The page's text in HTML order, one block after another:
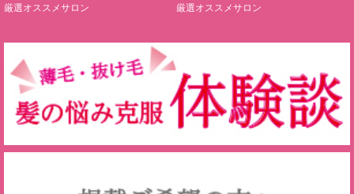
厳選オススメサロン
厳選オススメサロン